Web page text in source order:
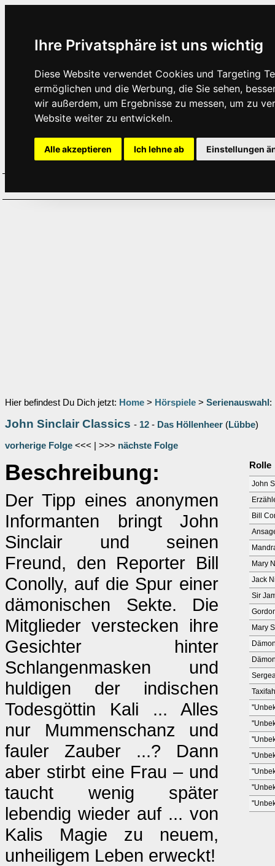
Ihre Privatsphäre ist uns wichtig
Diese Website verwendet Cookies und Targeting
ermöglichen und die Werbung, die Sie sehen,
wir außerdem, um Ergebnisse zu messen, um zu
Website weiter zu entwickeln.
Alle akzeptieren Ich lehne ab Einstellungen
Hier befindest Du Dich jetzt: Home > Hörspiele > Serienauswahl :
John Sinclair Classics - 12 - Das Höllenheer (Lübbe)
vorherige Folge <<< | >>> nächste Folge
Beschreibung:
Der Tipp eines anonymen
Informanten bringt John
Sinclair und seinen
Freund, den Reporter Bill
Conolly, auf die Spur einer
dämonischen Sekte. Die
Mitglieder verstecken ihre
Gesichter hinter
Schlangenmasken und
huldigen der indischen
Todesgöttin Kali ... Alles
nur Mummenschanz und
fauler Zauber ...? Dann
aber stirbt eine Frau – und
taucht wenig später
lebendig wieder auf ... von
Kalis Magie zu neuem,
unheiligem Leben erweckt!
Rolle
John
Bill
Mary
Jack
Sir
Mary